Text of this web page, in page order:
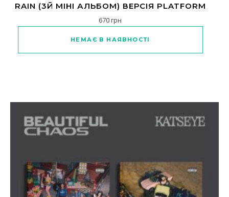
RAIN (3Й МІНІ АЛЬБОМ) ВЕРСІЯ PLATFORM
670грн
НЕМАЄ В НАЯВНОСТІ